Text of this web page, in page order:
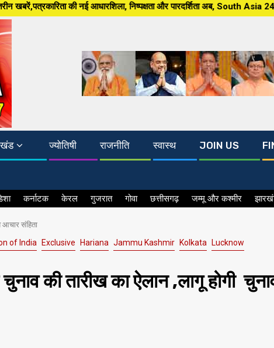
नई आधारशिला, निष्पक्षता और पारदर्शिता अब, South Asia 24×7 पर खबर
ज्योतिषी राजनीति स्वास्थ JOIN US
कर्नाटक केरल गुजरात गोवा छत्तीसगढ़ जम्मू और कश्मीर
संहिता
of India Exclusive Hariana Jammu Kashmir Kolkata
Lucknow
की तारीख का ऐलान ,लागू होगी